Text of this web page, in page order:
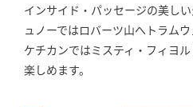
インサイド・パッセージの美し
ュノーではロバーツ山へトラムウ
ケチカンではミスティ・フィヨ
楽しめます。